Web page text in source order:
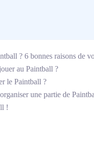
? 6 bonnes raisons de
au Paintball ?
le Paintball ?
une partie de
!